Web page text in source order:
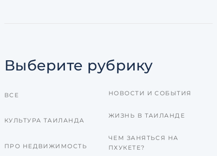
Выберите рубрику
ВСЕ
КУЛЬТУРА ТАИЛАНДА
ПРО НЕДВИЖИМОСТЬ
НОВОСТИ И СОБЫТИЯ
ЖИЗНЬ В ТАИЛАНДЕ
ЧЕМ ЗАНЯТЬСЯ НА
ПХУКЕТЕ?